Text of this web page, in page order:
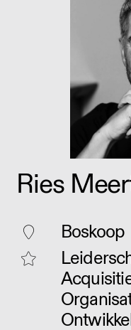
Ries
Boskoop